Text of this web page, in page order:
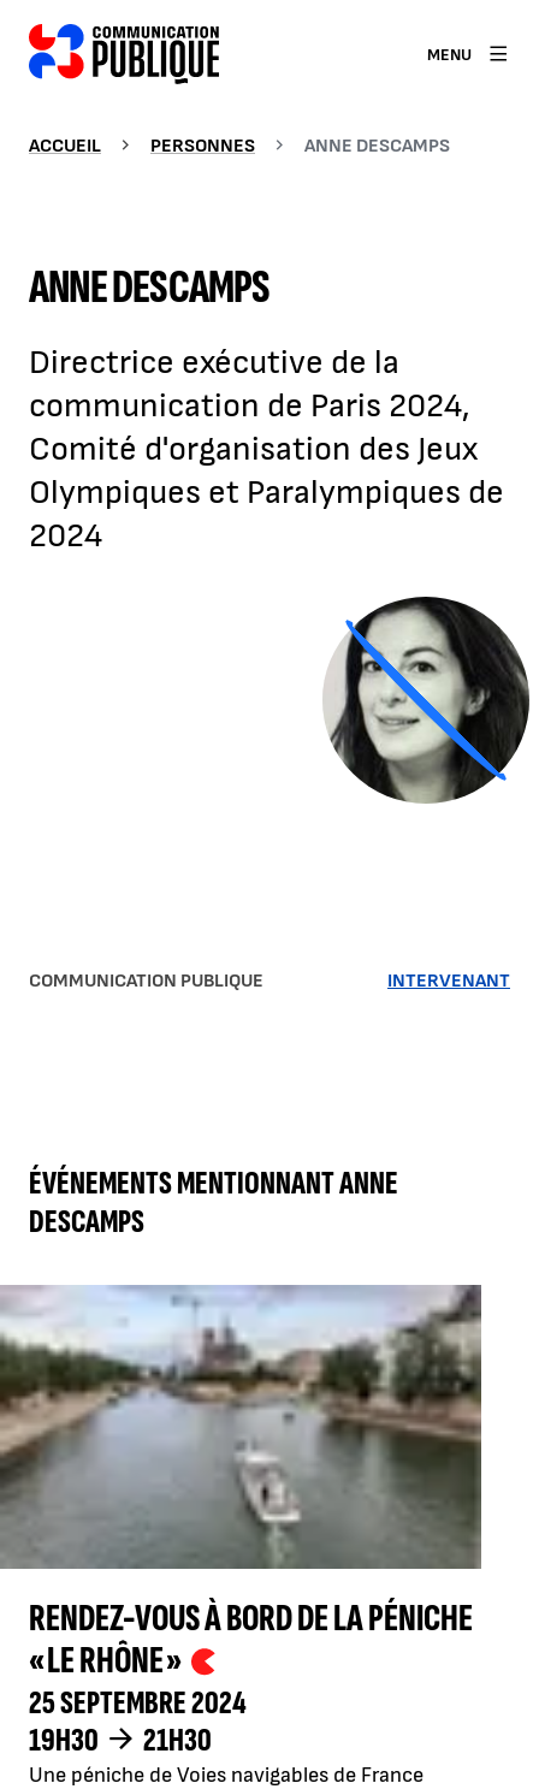
MENU
ACCUEIL PERSONNES ANNE DESCAMPS
ANNE DESCAMPS
Directrice exécutive de la
communication de Paris 2024,
Comité d'organisation des Jeux
Olympiques et Paralympiques de
2024
Agrandir
COMMUNICATION PUBLIQUE INTERVENANT
ÉVÉNEMENTS MENTIONNANT ANNE
DESCAMPS
RENDEZ-VOUS À BORD DE LA PÉNICHE
« LE RHÔNE »
25 SEPTEMBRE 2024
19H30
21H30
Une péniche de Voies navigables de France